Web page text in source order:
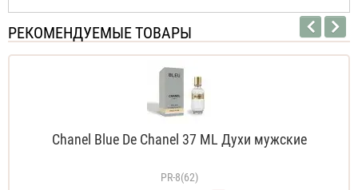
РЕКОМЕНДУЕМЫЕ ТОВАРЫ
Chanel Blue De Chanel 37 ML Духи мужские
PR-8(62)